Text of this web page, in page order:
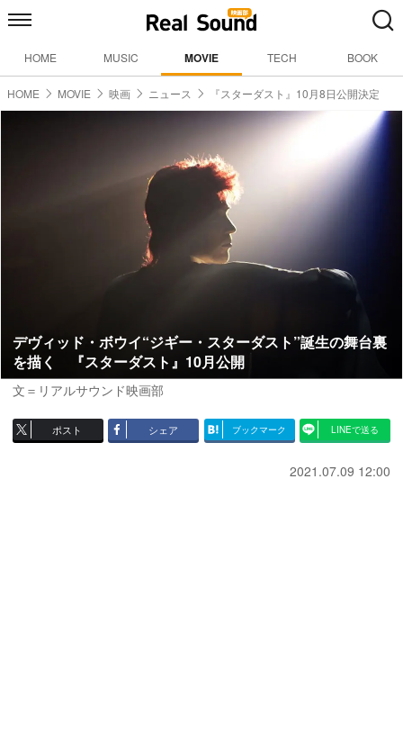
HOME MUSIC MOVIE TECH BOOK
HOME MOVIE 映画 ニュース 『スターダスト』10月8日公開決定
デヴィッド・ボウイ“ジギー・スターダスト”誕生の舞台裏
を描く 『スターダスト』10月公開
文＝リアルサウンド映画部
ポスト シェア ブックマーク LINEで送る
2021.07.09 12:00